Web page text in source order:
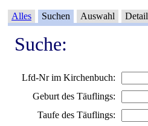
Alles Suchen Auswahl Detail
Suche:
Lfd-Nr im Kirchenbuch:
Geburt des Täuflings:
Taufe des Täuflings: